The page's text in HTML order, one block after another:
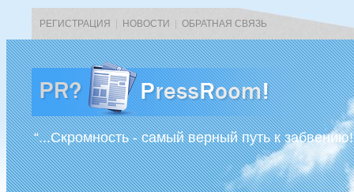
РЕГИСТРАЦИЯ НОВОСТИ ОБРАТНАЯ СВЯЗЬ
“...Скромность - самый верный путь к